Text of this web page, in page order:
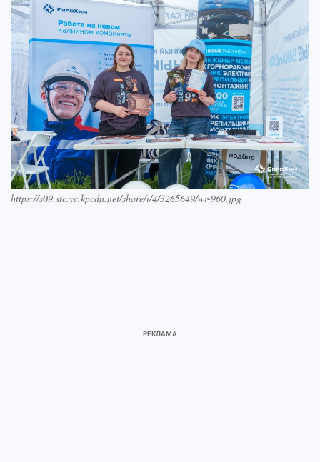
https://s09.stc.yc.kpcdn.net/share/i/4/3265649/wr-960.jpg